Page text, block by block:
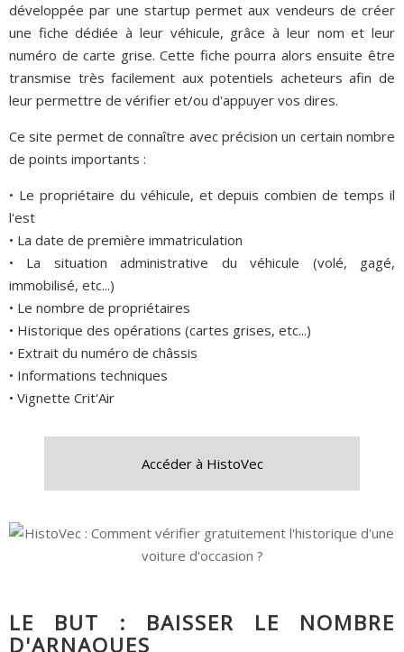
développée par une startup permet aux vendeurs de créer
une fiche dédiée à leur véhicule, grâce à leur nom et leur
numéro de carte grise. Cette fiche pourra alors ensuite être
transmise très facilement aux potentiels acheteurs afin de
leur permettre de vérifier et/ou d'appuyer vos dires.
Ce site permet de connaître avec précision un certain nombre
de points importants :
• Le propriétaire du véhicule, et depuis combien de temps il
l'est
• La date de première immatriculation
• La situation administrative du véhicule (volé, gagé,
immobilisé, etc...)
• Le nombre de propriétaires
• Historique des opérations (cartes grises, etc...)
• Extrait du numéro de châssis
• Informations techniques
• Vignette Crit'Air
Accéder à HistoVec
LE BUT : BAISSER LE NOMBRE
D'ARNAQUES